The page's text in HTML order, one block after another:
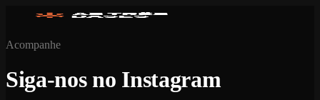
Acompanhe
Siga-nos no Instagram